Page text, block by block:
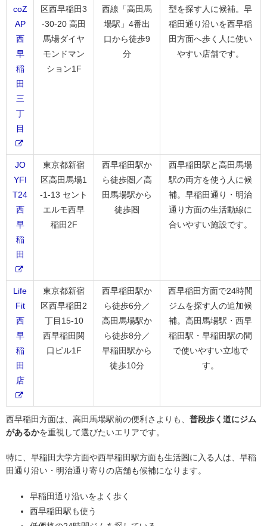
coZ
AP
西
早
稲
田
三
丁
目
区西早稲田3
-30-20 高田
馬場ダイヤ
モンドマン
ション1F
西線「高田馬
場駅」4番出
口から徒歩9
分
型を探す人に候補。早
稲田通り沿いを西早稲
田方面へ歩く人に使い
やすい店舗です。
JO
YFI
T24
西
早
稲
田
東京都新宿
区高田馬場1
-1-13 セント
エルモ西早
稲田2F
西早稲田駅か
ら徒歩圏／高
田馬場駅から
徒歩圏
西早稲田駅と高田馬場
駅の両方を使う人に候
補。早稲田通り・明治
通り方面の生活動線に
合いやすい施設です。
Life
Fit
西
早
稲
田
店
東京都新宿
区西早稲田2
丁目15-10
西早稲田関
口ビル1F
西早稲田駅か
ら徒歩6分／
高田馬場駅か
ら徒歩8分／
早稲田駅から
徒歩10分
西早稲田方面で24時間
ジムを探す人の追加候
補。高田馬場駅・西早
稲田駅・早稲田駅の間
で使いやすい立地で
す。
西早稲田方面は、高田馬場駅前の便利さよりも、 普段歩く道にジム
があるかを重視して選びたいエリアです。
特に、早稲田大学方面や西早稲田駅方面も生活圏に入る人は、早稲
田通り沿い・明治通り寄りの店舗も候補になります。
早稲田通り沿いをよく歩く
西早稲田駅も使う